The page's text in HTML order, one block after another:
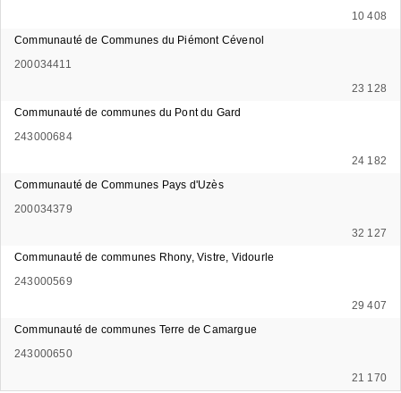
10 408
Communauté de Communes du Piémont Cévenol
200034411
23 128
Communauté de communes du Pont du Gard
243000684
24 182
Communauté de Communes Pays d'Uzès
200034379
32 127
Communauté de communes Rhony, Vistre, Vidourle
243000569
29 407
Communauté de communes Terre de Camargue
243000650
21 170